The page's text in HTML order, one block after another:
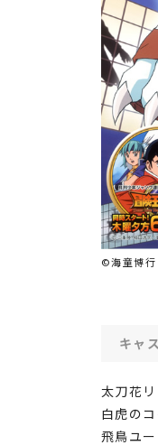
©海童博行
キャ
太刀花
白虎の
飛鳥ユ